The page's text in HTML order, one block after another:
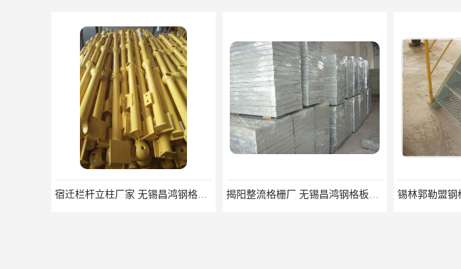
宿迁栏杆立柱厂家 无锡昌鸿钢格板有限公司 揭阳整流格栅厂 无锡昌鸿钢格板有限公司